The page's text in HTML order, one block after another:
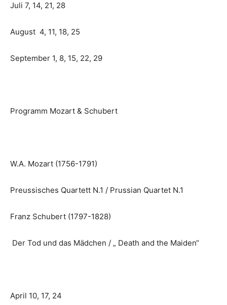
Juli 7, 14, 21, 28
August 4, 11, 18, 25
September 1, 8, 15, 22, 29
Programm Mozart & Schubert
W.A. Mozart (1756-1791)
Preussisches Quartett N.1 / Prussian Quartet N.1
Franz Schubert (1797-1828)
Der Tod und das Mädchen / „ Death and the Maiden“
April 10, 17, 24